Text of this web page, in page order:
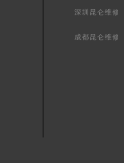
深圳昆仑维修
成都昆仑维修